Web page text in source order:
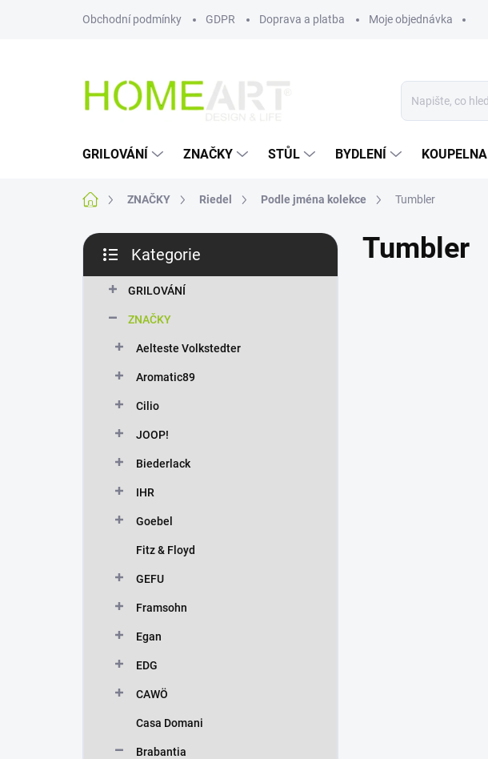
Obchodní podmínky GDPR Doprava a platba Moje objednávka
GRILOVÁNÍ ZNAČKY STŮL BYDLENÍ KOUPELNA
Domů ZNAČKY Riedel Podle jména kolekce Tumbler
P
s
kategorie
Kategorie
GRILOVÁNÍ
ZNAČKY
Aelteste Volkstedter
Aromatic89
Cilio
JOOP!
Biederlack
IHR
Goebel
Fitz & Floyd
GEFU
Framsohn
Egan
EDG
CAWÖ
Casa Domani
Brabantia
Tumbler